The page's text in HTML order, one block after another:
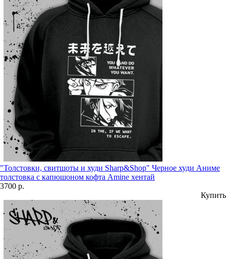
"Толстовки, свитшоты и худи Sharp&Shop" Черное худи Аниме
толстовка с капюшоном кофта Amine хентай
3700 р.
Купить